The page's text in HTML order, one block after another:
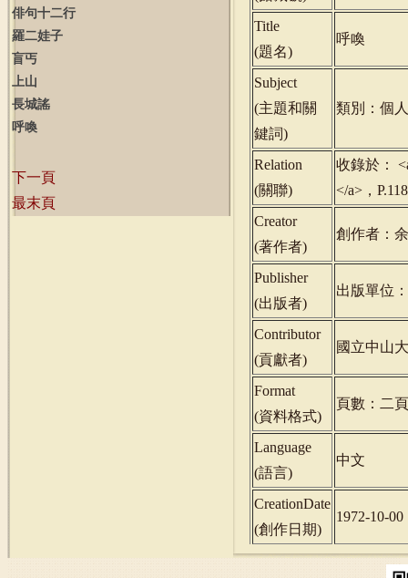
俳句十二行
羅二娃子
盲丐
上山
長城謠
呼喚
下一頁
最末頁
Title
(題名)
呼喚
Subject
(主題和關
鍵詞)
類別：個
Relation
(關聯)
收錄於：
</a>，
Creator
(著作者)
創作者：
Publisher
(出版者)
出版單位
Contributor
(貢獻者)
國立中山
Format
(資料格式)
頁數：二頁
Language
(語言)
中文
CreationDate
(創作日期)
1972-10-00